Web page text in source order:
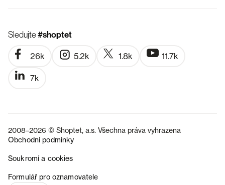
Sledujte#shoptet
26k 5.2k 1.8k 11.7k
7k
2008–2026 © Shoptet, a.s. Všechna práva vyhrazena
Obchodní podmínky
Soukromí a cookies
Formulář pro oznamovatele